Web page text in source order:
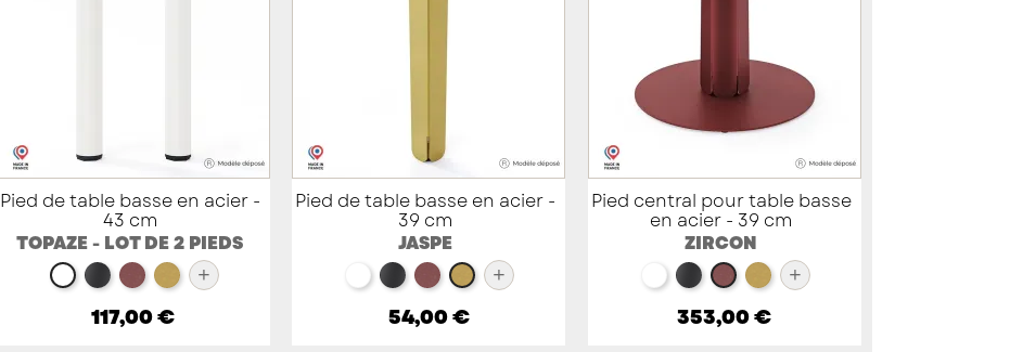
Pied de table basse en acier -
43 cm
TOPAZE - LOT DE 2 PIEDS
blancnoir red brown métallisé
doré
+
117,00 €
Pied de table basse en acier -
39 cm
JASPE
blancnoir red brown métallisé
doré
+
54,00 €
Pied central pour table basse
en acier - 39 cm
ZIRCON
blancnoirred brown métallisé
doré
+
353,00 €